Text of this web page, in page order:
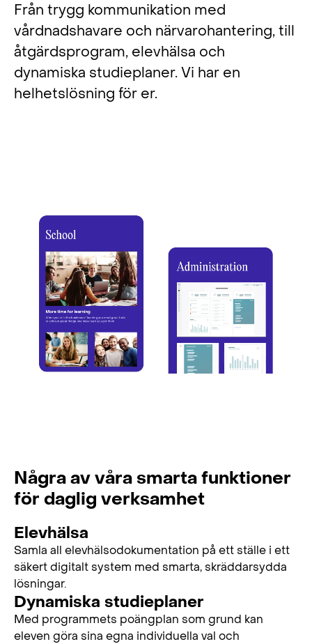
Från trygg kommunikation med
vårdnadshavare och närvarohantering, till
åtgärdsprogram, elevhälsa och
dynamiska studieplaner. Vi har en
helhetslösning för er.
Några av våra smarta funktioner
för daglig verksamhet
Elevhälsa
Samla all elevhälsodokumentation på ett ställe i ett
säkert digitalt system med smarta, skräddarsydda
lösningar.
Dynamiska studieplaner
Med programmets poängplan som grund kan
eleven göra sina egna individuella val och